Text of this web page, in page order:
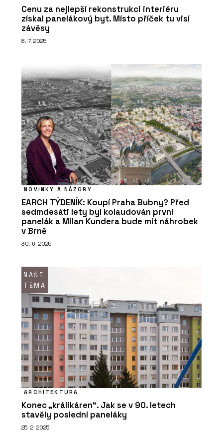
Cenu za nejlepší rekonstrukci interiéru
získal panelákový byt. Místo příček tu visí
závěsy
8. 7. 2025
NOVINKY A NÁZORY
EARCH TÝDENÍK: Koupí Praha Bubny? Před
sedmdesáti lety byl kolaudován první
panelák a Milan Kundera bude mít náhrobek
v Brně
30. 6. 2025
NAŠE
TÉMA
ARCHITEKTURA
Konec „králikáren“. Jak se v 90. letech
stavěly poslední paneláky
25. 2. 2025